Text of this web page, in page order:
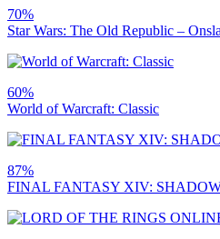
70%
Star Wars: The Old Republic –
60%
World of Warcraft: Classic
87%
FINAL FANTASY XIV: